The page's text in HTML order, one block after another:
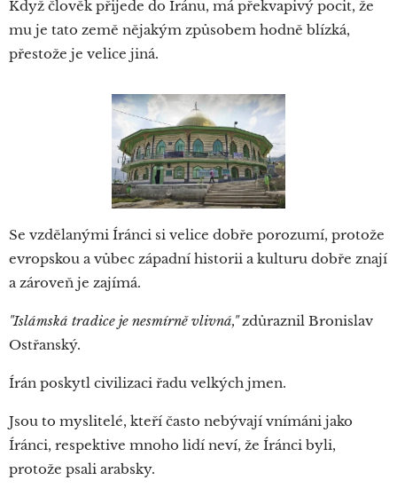
Když člověk přijede do Íránu, má překvapivý pocit, že
mu je tato země nějakým způsobem hodně blízká,
přestože je velice jiná.
Se vzdělanými Íránci si velice dobře porozumí, protože
evropskou a vůbec západní historii a kulturu dobře znají
a zároveň je zajímá.
"Islámská tradice je nesmírně vlivná,"zdůraznil Bronislav
Ostřanský.
Írán poskytl civilizaci řadu velkých jmen.
Jsou to myslitelé, kteří často nebývají vnímáni jako
Íránci, respektive mnoho lidí neví, že Íránci byli,
protože psali arabsky.